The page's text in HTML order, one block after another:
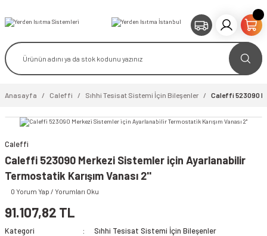
Anasayfa Caleffi Sıhhi Tesisat Sistemi İçin Bileşenler Caleffi 523090
video izle
Caleffi
Caleffi 523090 Merkezi Sistemler için Ayarlanabilir
Termostatik Karışım Vanası 2''
0 Yorum Yap / Yorumları Oku
91.107,82 TL
Kategori
Sıhhi Tesisat Sistemi İçin Bileşenler